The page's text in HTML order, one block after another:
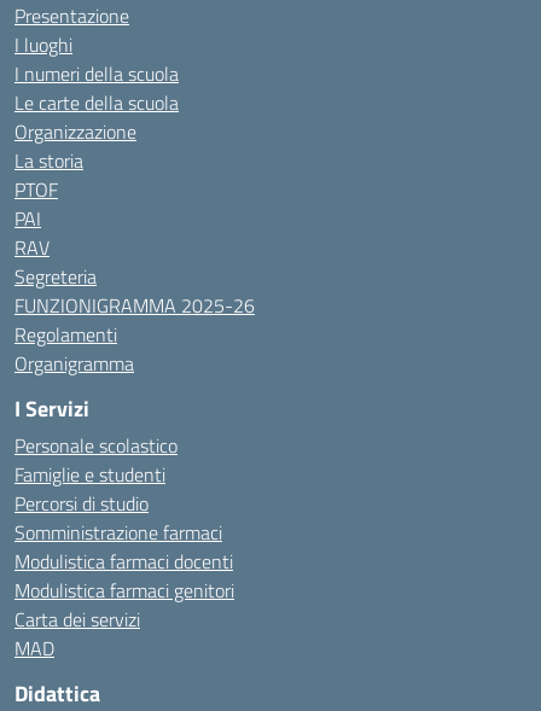
Presentazione
I luoghi
I numeri della scuola
Le carte della scuola
Organizzazione
La storia
PTOF
PAI
RAV
Segreteria
FUNZIONIGRAMMA 2025-26
Regolamenti
Organigramma
I Servizi
Personale scolastico
Famiglie e studenti
Percorsi di studio
Somministrazione farmaci
Modulistica farmaci docenti
Modulistica farmaci genitori
Carta dei servizi
MAD
Didattica